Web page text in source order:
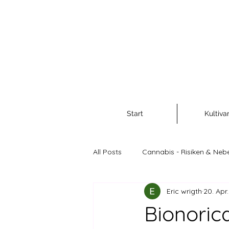
Start
All Posts Cannabis - Risiken &
Cannabis als Rohstoff und
Eric wrigth 20.